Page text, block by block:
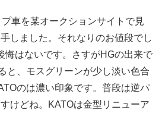
車を某オークションサイトで見
しました。それなりのお値段でし
悔はないです。さすがHGの出来で
と、モスグリーンが少し淡い色合
のは濃い印象です。普段は逆パ
けどね。KATOは金型リニューア